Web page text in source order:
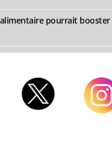
pourrait booster